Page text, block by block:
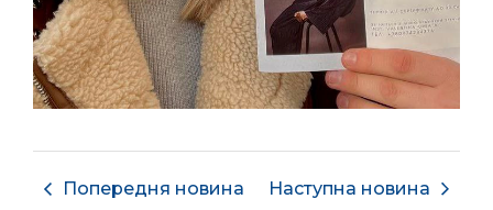
Попередня новина Наступна новина